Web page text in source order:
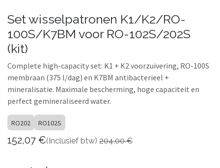
Set wisselpatronen K1/K2/RO-
100S/K7BM voor RO-102S/202S
(kit)
Complete high-capacity set: K1 + K2 voorzuivering, RO-100S
membraan (375 l/dag) en K7BM antibacterieel +
mineralisatie. Maximale bescherming, hoge capaciteit en
perfect gemineraliseerd water.
RO202 RO102S
152,07 €(Inclusief btw) 204,00€